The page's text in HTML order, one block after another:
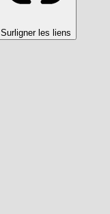
Surligner les liens